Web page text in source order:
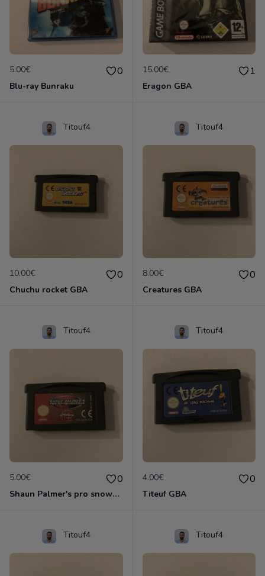
5.00€ 0
Blu-ray Bunraku
15.00€ 1
Eragon GBA
Titouf4
10.00€ 0
Chuchu rocket GBA
Titouf4
8.00€ 0
Creatures GBA
Titouf4
5.00€ 0
Shaun Palmer's pro snowboarder
Titouf4
4.00€ 0
Titeuf GBA
Titouf4 Titouf4